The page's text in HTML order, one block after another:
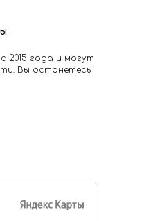
года и могут
Вы останетесь